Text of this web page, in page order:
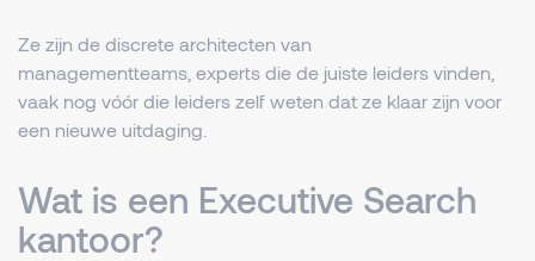
Ze zijn de discrete architecten van
managementteams, experts die de juiste leiders vinden,
vaak nog vóór die leiders zelf weten dat ze klaar zijn voor
een nieuwe uitdaging.
Wat is een Executive Search
kantoor?